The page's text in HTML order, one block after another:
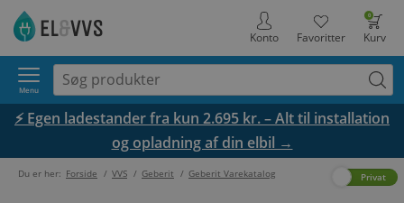
0
Kurv
Favoritter
Konto
Menu
⚡ Egen ladestander fra kun 2.695 kr. – Alt til installation
og opladning af din elbil →
Du er her: Forside / VVS / Geberit / Geberit Varekatalog Privat